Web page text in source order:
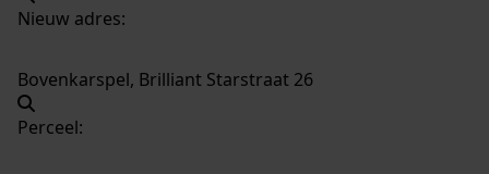
Nieuw adres:
Bovenkarspel, Brilliant Starstraat 26
Perceel: